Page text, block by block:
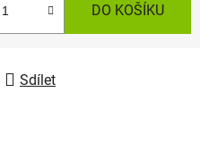
DO KOŠÍKU
Sdílet